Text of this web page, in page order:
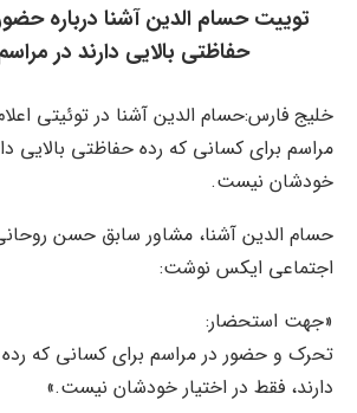
توییت حسام الدین آشنا درباره
حفاظتی بالایی دارند در
خلیج فارس:حسام الدین آشنا در توئیتی
مراسم برای کسانی که رده حفاظتی بالایی
خودشان نیست.
حسام الدین آشنا، مشاور سابق حسن
اجتماعی ایکس نوشت:
«جهت استحضار:
تحرک و حضور در مراسم برای کسانی که رده
دارند، فقط در اختیار خودشان نیست.»